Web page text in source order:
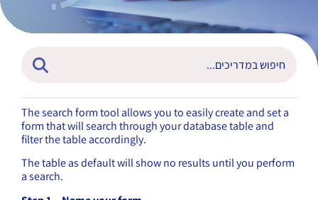
The search form tool allows you to easily create and set a
form that will search through your database table and
filter the table accordingly.
The table as default will show no results until you perform
a search.